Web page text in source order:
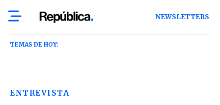
NEWSLETTERS
TEMAS DE HOY:
ENTREVISTA